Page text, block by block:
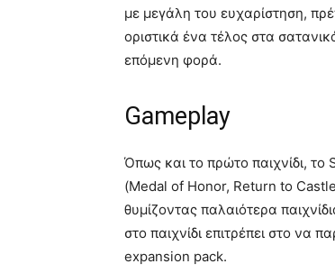
με μεγάλη του ευχαρίστηση,
οριστικά ένα τέλος στα
επόμενη φορά.
Gameplay
Όπως και το πρώτο παιχνίδι,
(Medal of Honor, Return to
θυμίζοντας παλαιότερα
στο παιχνίδι επιτρέπει στο
expansion pack.